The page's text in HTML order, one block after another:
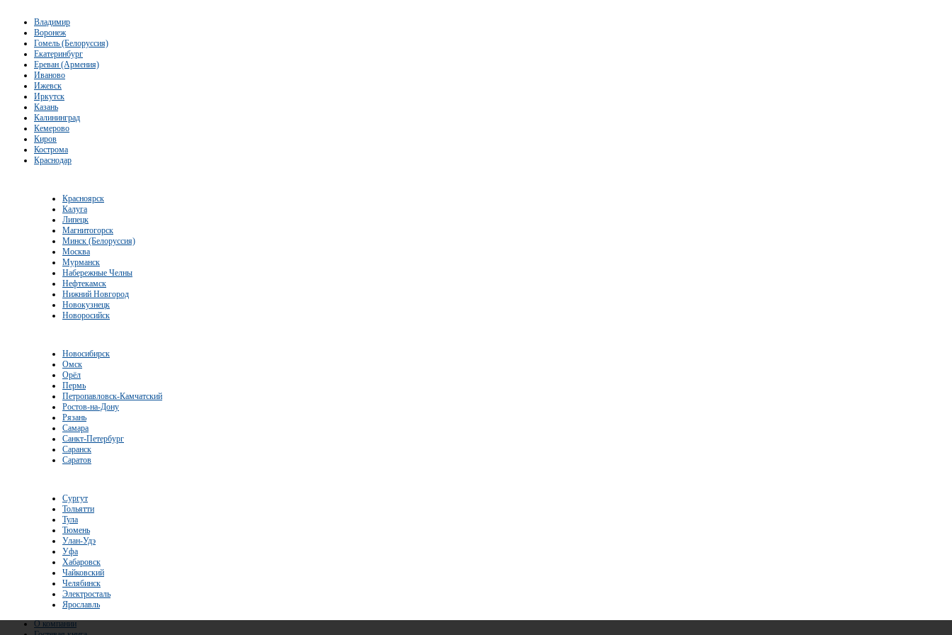
Владимир
Воронеж
Гомель (Белоруссия)
Екатеринбург
Ереван (Армения)
Иваново
Ижевск
Иркутск
Казань
Калининград
Кемерово
Киров
Кострома
Краснодар
Красноярск
Калуга
Липецк
Магнитогорск
Минск (Белоруссия)
Москва
Мурманск
Набережные Челны
Нефтекамск
Нижний Новгород
Новокузнецк
Новоросийск
Новосибирск
Омск
Орёл
Пермь
Петропавловск-Камчатский
Ростов-на-Дону
Рязань
Самара
Санкт-Петербург
Саранск
Саратов
Сургут
Тольятти
Тула
Тюмень
Улан-Удэ
Уфа
Хабаровск
Чайковский
Челябинск
Электросталь
Ярославль
О компании